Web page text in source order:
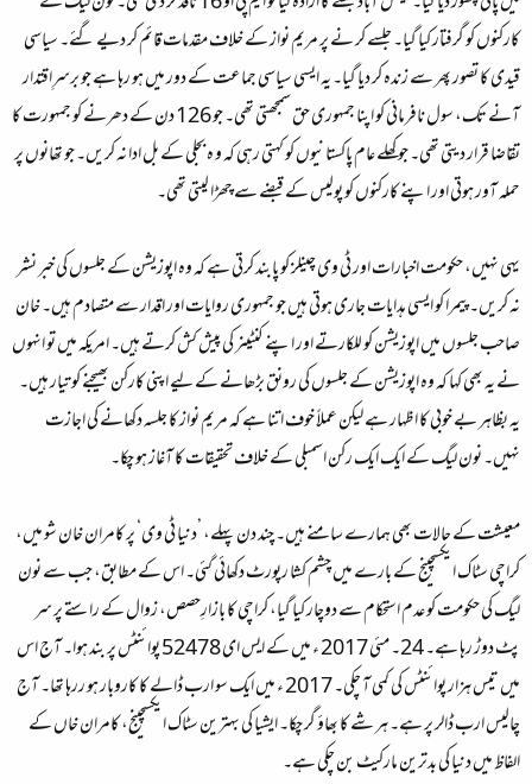
کارکنوں کو گرفتار کیا گیا۔ جلسے کر نے پر مریم نواز کے خلاف مقدمات قائم کر دیے گئے۔ سیاسی
قیدی کا تصور پھر سے زندہ کر دیا گیا۔ یہ ایسی سیاسی جماعت کے دور میں ہو رہا ہے جو برسرِاقتدار
آنے تک، سول نافرمانی کو اپنا جمہوری حق سمجھتی تھی۔ جو 126 دن کے دھرنے کو جمہورت کا
تقاضا قرار دیتی تھی۔ جو کھلے عام پاکستانیوں کو کہتی رہی کہ و ہ بجلی کے بل ادا نہ کریں۔ جو تھانوں پر
حملہ آور ہوتی اور اپنے کارکنوں کو پولیس کے قبضے سے چھڑا لیتی تھی۔
یہی نہیں، حکومت اخبارات اور ٹی وی چینلز کو پابند کرتی ہے کہ وہ اپوزیشن کے جلسوں کی خبر نشر
نہ کریں۔ پیمرا کو ایسی ہدایات جاری ہوتی ہیں جو جمہوری روایات اور اقدار سے متصادم ہیں۔ خان
صاحب جلسوں میں اپوزیشن کو للکارتے اور اپنے کنٹینر کی پیش کش کرتے ہیں۔ امریکہ میں تو انہوں
نے یہ بھی کہا کہ وہ اپوزیشن کے جلسوں کی رونق بڑھانے کے لیے اپنی کارکن بھیجنے کو تیار ہیں۔
یہ بظاہر بے خوبی کا اظہار ہے لیکن عملاً خوف اتنا ہے کہ مریم نواز کا جلسہ دکھانے کی اجازت
نہیں۔ نون لیگ کے ایک ایک رکن اسمبلی کے خلاف تحقیقات کا آغاز ہو چکا۔
معیشت کے حالات بھی ہمارے سامنے ہیں۔ چند دن پہلے، ’دنیا ٹی وی‘ پر کامران خان شو میں،
کراچی سٹاک ایکسچینج کے بارے میں چشم کشا رپورٹ دکھائی گئی۔ اس کے مطابق، جب سے نون
لیگ کی حکومت کو عدم استحکام سے دوچار کیا گیا، کراچی کا بازارِحصص، زوال کے راستے پر سر
پٹ دوڑ رہا ہے۔ 24۔ مئی 2017 ء میں کے ایس ای 52478 پوائنٹس پر بند ہوا۔ آج اس
میں تیس ہزار پوائنٹس کی کمی آ چکی۔ 2017 ء میں ایک سو ارب ڈالے کا کاروبار ہو ررہا تھا۔ آج
چالیس ارب ڈالر پر ہے۔ ہر شے کا بھاؤ گر چکا۔ ایشیا کی بہترین سٹاک ایکسچینج، کامران خاں کے
الفاظ میں دنیا کی بدترین مارکیٹ بن چکی ہے۔